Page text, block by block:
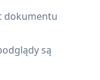
dokumentu
są